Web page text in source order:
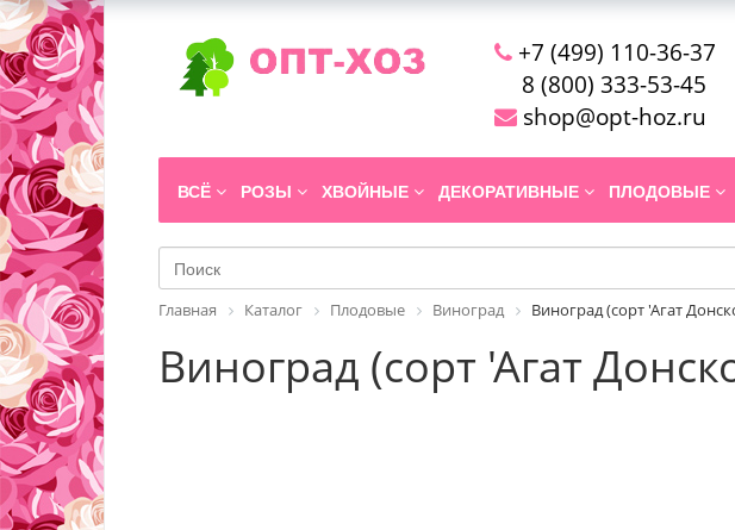
+7 (499) 110-36-37
8 (800) 333-53-45
shop@opt-hoz.ru
ВСЁ РОЗЫ ХВОЙНЫЕ ДЕКОРАТИВНЫЕ ПЛОДОВЫЕ
Главная Каталог Плодовые Виноград Виноград (сорт 'Агат
Виноград (сорт 'Агат